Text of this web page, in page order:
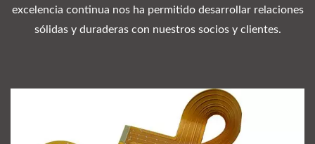
excelencia continua nos ha permitido desarrollar relaciones
sólidas y duraderas con nuestros socios y clientes.